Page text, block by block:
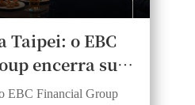
Taipei: o EBC
encerra sua
para assistir
EBC Financial Group